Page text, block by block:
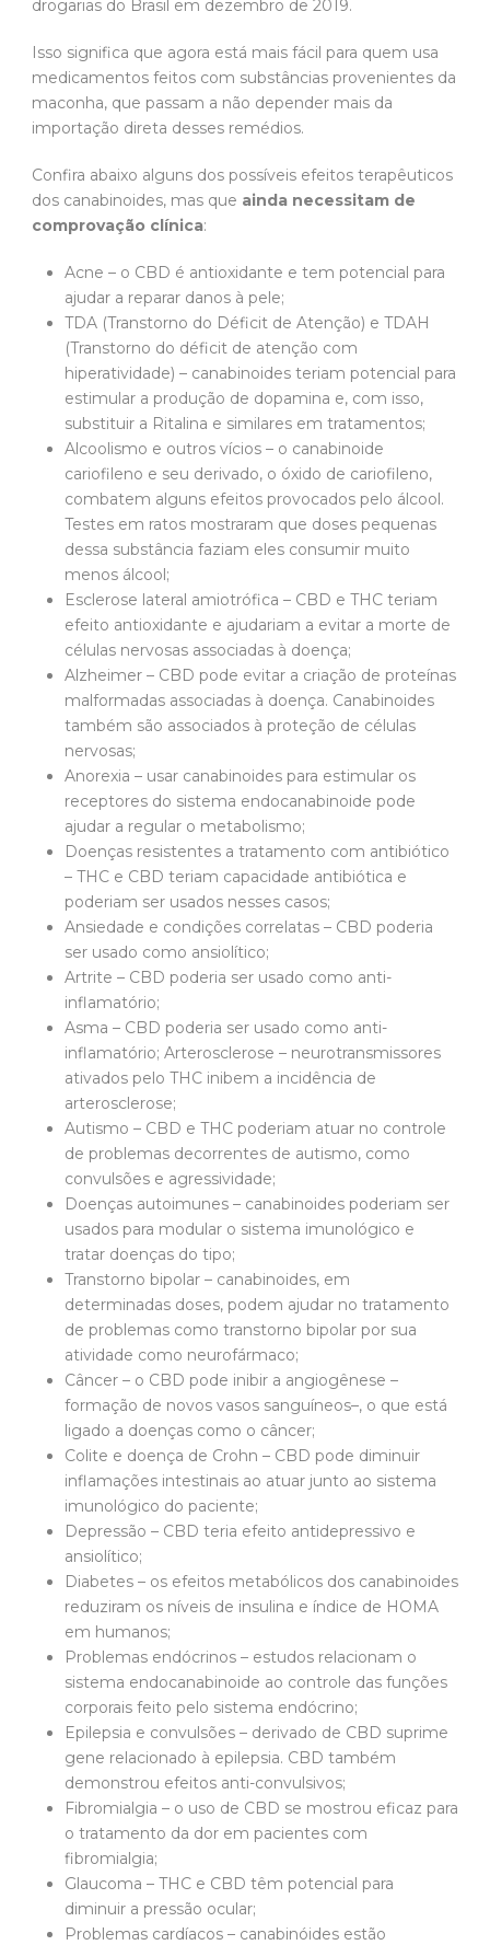
drogarias do Brasil em dezembro de 2019.
Isso significa que agora está mais fácil para quem usa
medicamentos feitos com substâncias provenientes da
maconha, que passam a não depender mais da
importação direta desses remédios.
Confira abaixo alguns dos possíveis efeitos terapêuticos
dos canabinoides, mas que ainda necessitam de
comprovação clínica:
Acne – o CBD é antioxidante e tem potencial para
ajudar a reparar danos à pele;
TDA (Transtorno do Déficit de Atenção) e TDAH
(Transtorno do déficit de atenção com
hiperatividade) – canabinoides teriam potencial para
estimular a produção de dopamina e, com isso,
substituir a Ritalina e similares em tratamentos;
Alcoolismo e outros vícios – o canabinoide
cariofileno e seu derivado, o óxido de cariofileno,
combatem alguns efeitos provocados pelo álcool.
Testes em ratos mostraram que doses pequenas
dessa substância faziam eles consumir muito
menos álcool;
Esclerose lateral amiotrófica – CBD e THC teriam
efeito antioxidante e ajudariam a evitar a morte de
células nervosas associadas à doença;
Alzheimer – CBD pode evitar a criação de proteínas
malformadas associadas à doença. Canabinoides
também são associados à proteção de células
nervosas;
Anorexia – usar canabinoides para estimular os
receptores do sistema endocanabinoide pode
ajudar a regular o metabolismo;
Doenças resistentes a tratamento com antibiótico
– THC e CBD teriam capacidade antibiótica e
poderiam ser usados nesses casos;
Ansiedade e condições correlatas – CBD poderia
ser usado como ansiolítico;
Artrite – CBD poderia ser usado como anti-
inflamatório;
Asma – CBD poderia ser usado como anti-
inflamatório; Arterosclerose – neurotransmissores
ativados pelo THC inibem a incidência de
arterosclerose;
Autismo – CBD e THC poderiam atuar no controle
de problemas decorrentes de autismo, como
convulsões e agressividade;
Doenças autoimunes – canabinoides poderiam ser
usados para modular o sistema imunológico e
tratar doenças do tipo;
Transtorno bipolar – canabinoides, em
determinadas doses, podem ajudar no tratamento
de problemas como transtorno bipolar por sua
atividade como neurofármaco;
Câncer – o CBD pode inibir a angiogênese –
formação de novos vasos sanguíneos–, o que está
ligado a doenças como o câncer;
Colite e doença de Crohn – CBD pode diminuir
inflamações intestinais ao atuar junto ao sistema
imunológico do paciente;
Depressão – CBD teria efeito antidepressivo e
ansiolítico;
Diabetes – os efeitos metabólicos dos canabinoides
reduziram os níveis de insulina e índice de HOMA
em humanos;
Problemas endócrinos – estudos relacionam o
sistema endocanabinoide ao controle das funções
corporais feito pelo sistema endócrino;
Epilepsia e convulsões – derivado de CBD suprime
gene relacionado à epilepsia. CBD também
demonstrou efeitos anti-convulsivos;
Fibromialgia – o uso de CBD se mostrou eficaz para
o tratamento da dor em pacientes com
fibromialgia;
Glaucoma – THC e CBD têm potencial para
diminuir a pressão ocular;
Problemas cardíacos – canabinóides estão